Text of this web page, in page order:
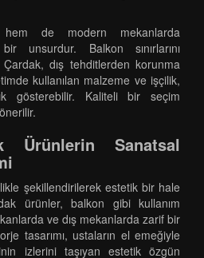
de modern mekanlarda
unsurdur. Balkon sınırlarını
dış tehditlerden korunma
kullanılan malzeme ve işçilik,
gösterebilir. Kaliteli bir seçim
Ürünlerin Sanatsal
şekillendirilerek estetik bir hale
ürünler, balkon gibi kullanım
ve dış mekanlarda zarif bir
tasarımı, ustaların el emeğiyle
izlerini taşıyan estetik özgün